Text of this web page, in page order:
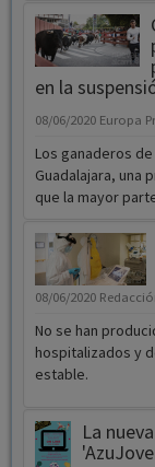
en la
08/06/2020 Europa
Los ganaderos
Guadalajara, una
que la mayor
08/06/2020
No se han
hospitalizados y
estable.
La